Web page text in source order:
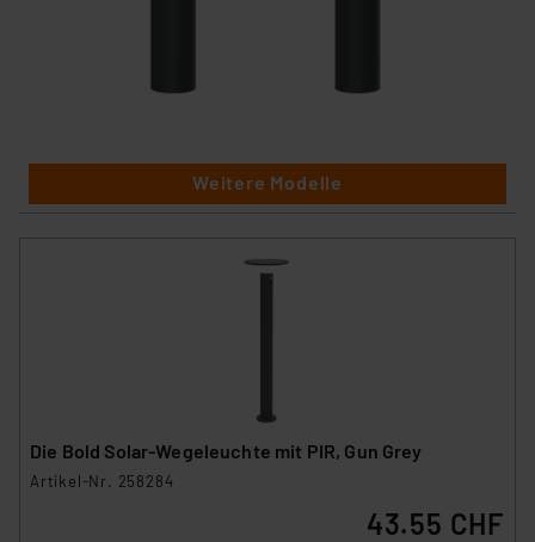
Weitere Modelle
Die Bold Solar-Wegeleuchte mit PIR, Gun Grey
Artikel-Nr. 258284
43.55 CHF